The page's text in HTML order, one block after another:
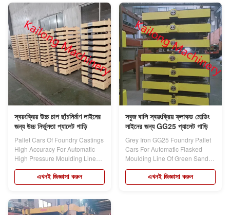
স্বয়ংক্রিয় উচ্চ চাপ ছাঁচনির্মাণ লাইনের
জন্য উচ্চ নির্ভুলতা প্যালেট গাড়ি
Pallet Cars Of Foundry Castings
High Accuracy For Automatic
High Pressure Moulding Line
Products...
এখনই জিজ্ঞাসা করুন
সবুজ বালি স্বয়ংক্রিয় ফ্লাস্ক্ড মোল্ডিং
লাইনের জন্য GG25 প্যালেট গাড়ি
Grey Iron GG25 Foundry Pallet
Cars For Automatic Flasked
Moulding Line Of Green Sand
Products...
এখনই জিজ্ঞাসা করুন